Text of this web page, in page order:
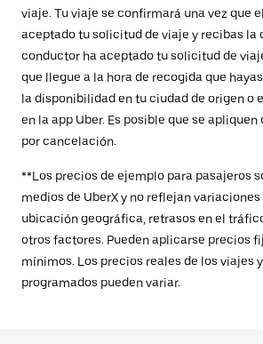
viaje. Tu viaje se confirmará una vez que
aceptado tu solicitud de viaje y recibas la
conductor ha aceptado tu solicitud de
que llegue a la hora de recogida que
la disponibilidad en tu ciudad de origen o
en la app Uber. Es posible que se apliquen
por cancelación.
**Los precios de ejemplo para pasajeros
medios de UberX y no reflejan
ubicación geográfica, retrasos en el
otros factores. Pueden aplicarse precios
mínimos. Los precios reales de los viajes
programados pueden variar.